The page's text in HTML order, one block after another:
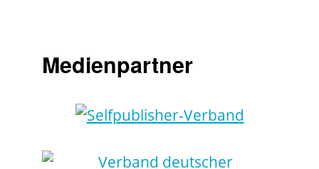
Medienpartner